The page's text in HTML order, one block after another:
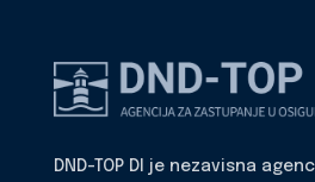
DND-TOP DI je nezavisna